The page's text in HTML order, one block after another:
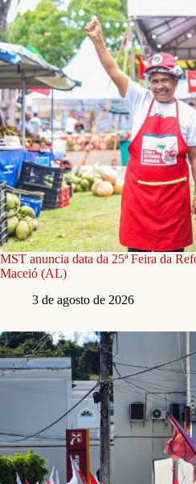
MST anuncia data da 25ª Feira da
Maceió (AL)
3 de agosto de 2026